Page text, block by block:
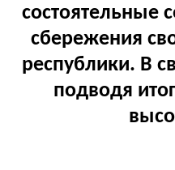
состоятельные
сбережения
республики. В
подводя